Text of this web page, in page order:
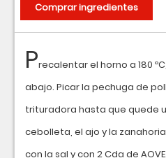
Precalentar el horno a 180
abajo. Picar la pechuga de
trituradora hasta que quede
cebolleta, el ajo y la
con la sal y con 2 Cda de
Comprar ingredientes